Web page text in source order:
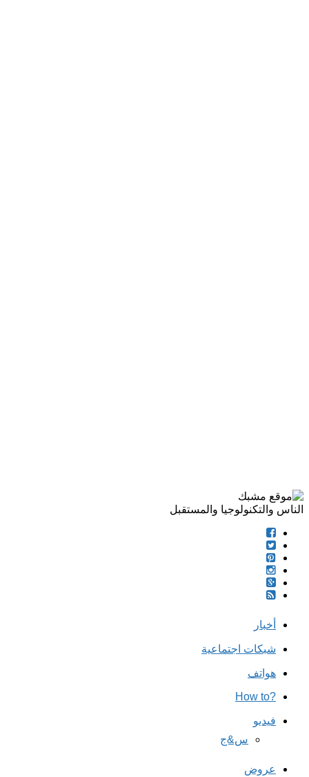
الناس والتكنولوجيا والمستقبل
أخبار
شبكات اجتماعية
هواتف
?How to
فيديو
س&ج
عروض